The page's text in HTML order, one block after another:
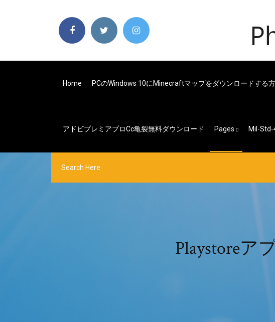
Home PCのWindows 10にMinecraftマップをダウンロードする
アドビプレミアプロcc亀裂無料ダウンロード Pages Mil-
Playstoreア